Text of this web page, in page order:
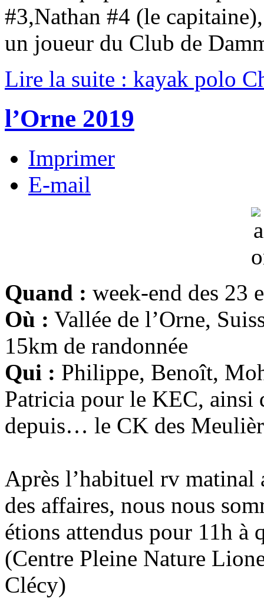
#3,Nathan #4 (le
un joueur du Club de
Lire la suite : kayak polo
l’Orne 2019
Imprimer
E-mail
Quand : week-end des 23
Où : Vallée de l’Orne,
15km de randonnée
Qui : Philippe, Benoît,
Patricia pour le KEC, ainsi
depuis… le CK des
Après l’habituel rv matinal
des affaires, nous nous
étions attendus pour 11h à
(Centre Pleine Nature
Clécy)